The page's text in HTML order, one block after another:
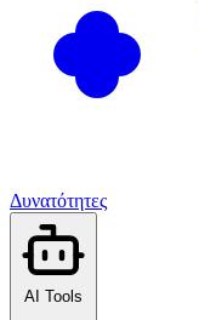
Δυνατότητες
AI Tools